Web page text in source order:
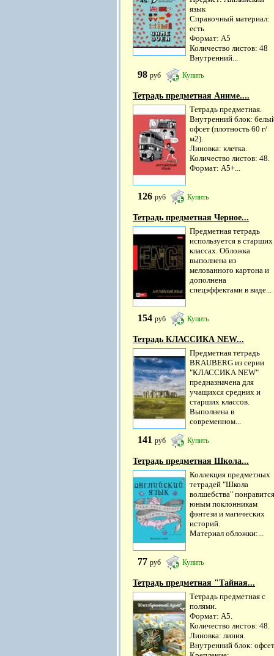
язык
Справочный материал:
есть
Формат: А5
Количество листов: 48
Внутренний...
98 руб Купить
Тетрадь предметная Аниме....
Тетрадь предметная.
Внутренний блок:
офсет (плотность 60 г/
м2).
Линовка: клетка.
Количество листов: 48.
Формат: А5+...
126 руб Купить
Тетрадь предметная Черное...
Предметная тетрадь
используется в старших
классах. Обложка
выполнена из
мелованного картона и
дополнена
спецэффектами в виде...
154 руб Купить
Тетрадь КЛАССИКА NEW...
Предметная тетрадь
BRAUBERG из серии
"КЛАССИКА NEW"
предназначена для
учащихся средних и
старших классов.
Выполнена в
современном...
141 руб Купить
Тетрадь предметная Школа...
Коллекция предметных
тетрадей "Школа
волшебства" понравится
юным поклонникам
фэнтези и магических
историй.
Материал обложки:...
77 руб Купить
Тетрадь предметная "Тайная...
Тетрадь предметная с
полями.
Формат: А5.
Количество листов: 48.
Линовка: линия.
Внутренний блок: